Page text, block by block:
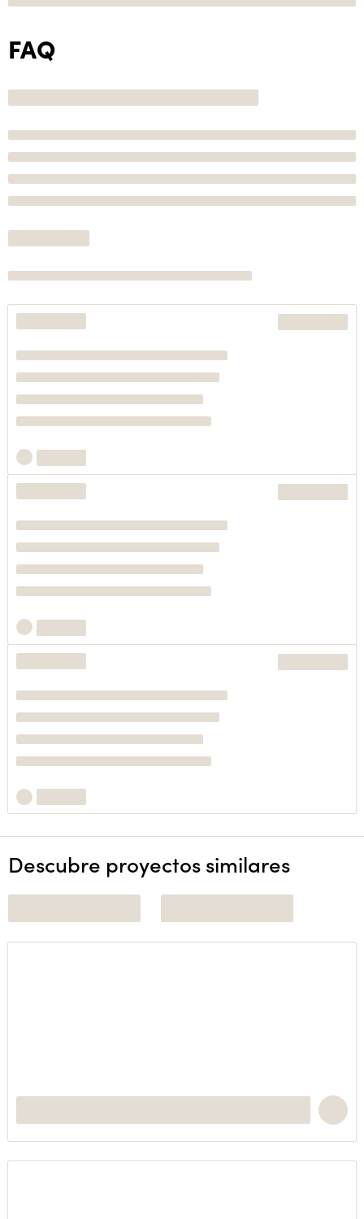
FAQ
Descubre proyectos similares